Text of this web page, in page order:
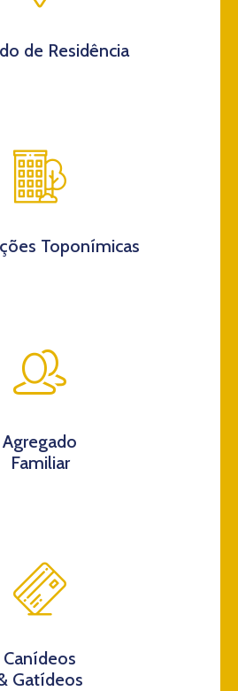
de Residência
Toponímicas
Agregado
Familiar
Canídeos
Gatídeos